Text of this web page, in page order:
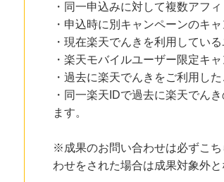
・同一申込みに対して複数アフ
・申込時に別キャンペーンのキ
・現在楽天でんきを利用してい
・楽天モバイルユーザー限定キ
・過去に楽天でんきをご利用し
・同一楽天IDで過去に楽天でん
ます。
※成果のお問い合わせは必ずこ
わせをされた場合は成果対象外と